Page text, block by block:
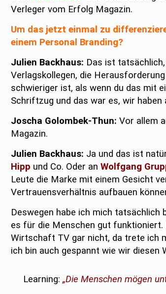
Verleger vom Erfolg Magazin.
Um das jetzt einmal zu
einem Personal Branding?
Julien Backhaus: Das ist
Verlagskollegen, die
schwieriger ist, als wenn du das mit
Schriftzug und das war es, wir
Joscha Golombek-Thun: Vor allem
Magazin.
Julien Backhaus: Ja und das ist
Hipp und Co. Oder an Wolfgang
Leute die Marke mit einem Gesicht
Vertrauensverhältnis aufbauen
Deswegen habe ich mich tatsächlich
es für die Menschen gut funktioniert.
Wirtschaft TV gar nicht, da trete ich
ich bin auch gespannt wie wir diesen
Learning: „Die Menschen mögen